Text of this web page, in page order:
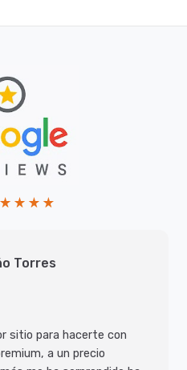
Torres
sitio para hacerte con
a un precio